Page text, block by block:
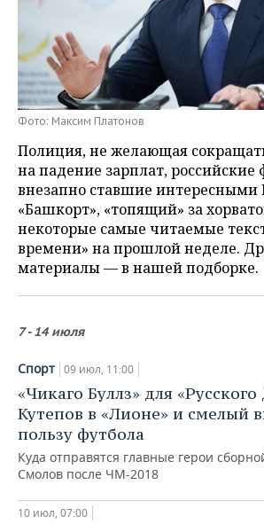
НЕФТЕХИМИЯ
НЕФТЬ
ОПК
ЭНЕРГЕТИКА
РОЗНИЧНАЯ ТОРГОВЛЯ
ТРАНСПОРТ
УСЛУГИ
НОВОСТИ ТЕХНОЛОГИЙ
IT
МЕДИА
ТЕЛЕКОММУНИКАЦИИ
МЕРОПРИЯТИЯ
НОВОСТИ МЕРОПРИЯТИЙ
ВЫЕЗДНАЯ РЕДАКЦИЯ
БИЗНЕС-БРАНЧИ
ONLINE-КОНФЕРЕНЦИИ
ОТКРЫТАЯ ЛЕКЦИЯ
СПОРТ
НОВОСТИ СПОРТА
ФУТБОЛ
ХОККЕЙ
БАСКЕТБОЛ
ВОЛЕЙБОЛ
ФИГУРНОЕ КАТАНИЕ
ВОДНЫЕ ВИДЫ СПОРТА
ХОККЕЙ С МЯЧОМ
ОБЩЕСТВО
НОВОСТИ ОБЩЕСТВА
ВЛАСТЬ
ИНФРАСТРУКТУРА
ИСТОРИЯ
МЕДИЦИНА
ОБРАЗОВАНИЕ
ПРОИСШЕСТВИЯ
ФОТОГАЛЕРЕЯ
СЮЖЕТЫ
СПРАВОЧНИК
СПИСОК ПЕРСОН
ПОЛНАЯ ВЕРСИЯ
Фото: Максим Платонов
Полиция, не желающая
на падение зарплат, российские
внезапно ставшие интересными
«Башкорт», «топящий» за
некоторые самые читаемые
времени» на прошлой неделе.
материалы — в нашей подборке.
7 - 14 июля
Спорт 09 июл, 11:00
«Чикаго Буллз» для
Кутепов в «Лионе» и смелый
пользу футбола
Куда отправятся главные герои
Смолов после ЧМ-2018
10 июл, 07:00